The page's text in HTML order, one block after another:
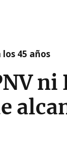
45 años
ni